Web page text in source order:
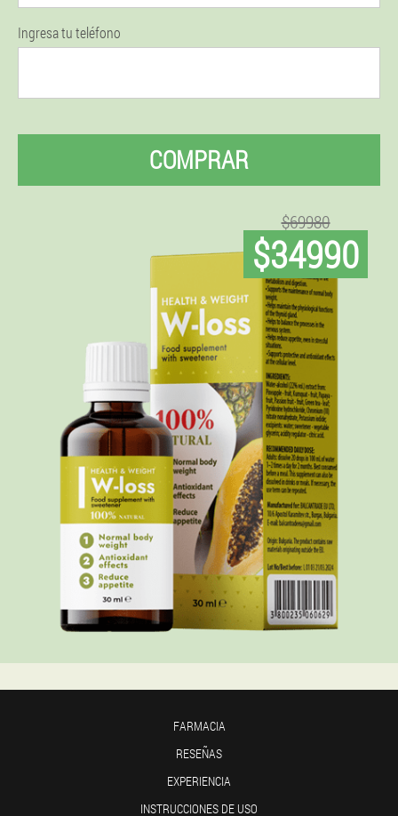
Ingresa tu teléfono
COMPRAR
$69980
$34990
FARMACIA
RESEÑAS
EXPERIENCIA
INSTRUCCIONES DE USO